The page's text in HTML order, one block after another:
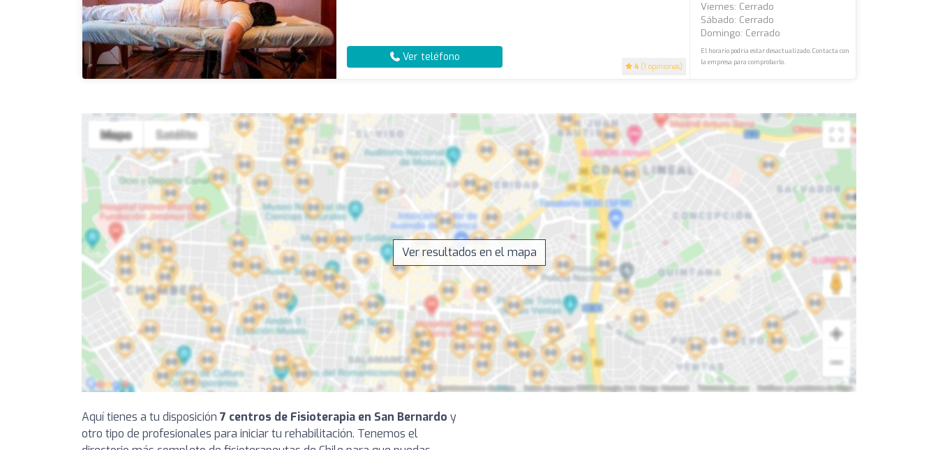
4 (1 opiniones)
Ver teléfono
Viernes: Cerrado
Sábado: Cerrado
Domingo: Cerrado
El horario podría estar desactualizado. Contacta con
la empresa para comprobarlo.
Ver resultados en el mapa
Aquí tienes a tu disposición 7 centros de Fisioterapia en San Bernardo y
otro tipo de profesionales para iniciar tu rehabilitación. Tenemos el